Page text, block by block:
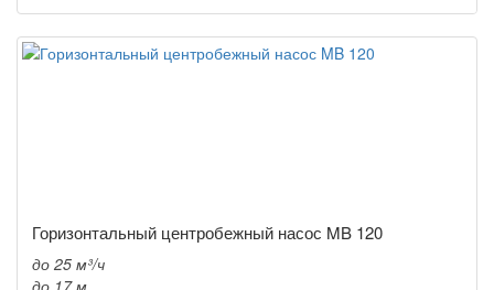
Горизонтальный центробежный насос MB 120
до 25 м³/ч
до 17 м